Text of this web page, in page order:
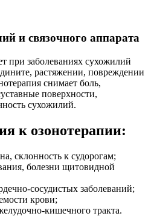
и связочного аппарата
при заболеваниях сухожилий
растяжении, повреждении
снимает боль,
поверхности,
сухожилий.
к озонотерапии:
склонность к судорогам;
болезни щитовидной
сосудистых заболеваний;
крови;
кишечного тракта.